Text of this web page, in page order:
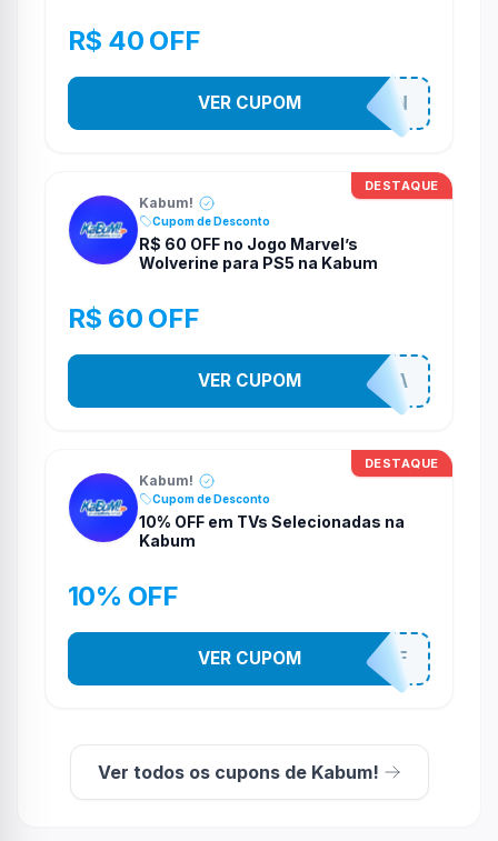
R$ 40 OFF
MARVELTOKON
VER CUPOM
DESTAQUE
Kabum!
Cupom de Desconto
R$ 60 OFF no Jogo Marvel’s
Wolverine para PS5 na Kabum
R$ 60 OFF
COMPRAJA
VER CUPOM
DESTAQUE
Kabum!
Cupom de Desconto
10% OFF em TVs Selecionadas na
Kabum
10% OFF
TV10OFF
VER CUPOM
Ver todos os cupons de Kabum!